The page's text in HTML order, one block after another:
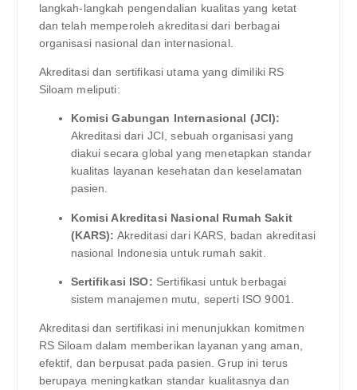
langkah-langkah pengendalian kualitas yang ketat
dan telah memperoleh akreditasi dari berbagai
organisasi nasional dan internasional.
Akreditasi dan sertifikasi utama yang dimiliki RS
Siloam meliputi:
Komisi Gabungan Internasional (JCI):
Akreditasi dari JCI, sebuah organisasi yang
diakui secara global yang menetapkan standar
kualitas layanan kesehatan dan keselamatan
pasien.
Komisi Akreditasi Nasional Rumah Sakit
(KARS): Akreditasi dari KARS, badan akreditasi
nasional Indonesia untuk rumah sakit.
Sertifikasi ISO: Sertifikasi untuk berbagai
sistem manajemen mutu, seperti ISO 9001.
Akreditasi dan sertifikasi ini menunjukkan komitmen
RS Siloam dalam memberikan layanan yang aman,
efektif, dan berpusat pada pasien. Grup ini terus
berupaya meningkatkan standar kualitasnya dan